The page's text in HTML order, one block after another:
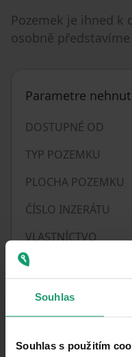
Souhlas
Souhlas s použitím
Pozemek je ihned k
osobně
Parametre
DOSTUPNÉ OD
TYP POZEMKU
PLOCHA POZEMKU
ČÍSLO INZERÁTU
VLASTNÍCTVO
CENA ZA JEDNOTKU